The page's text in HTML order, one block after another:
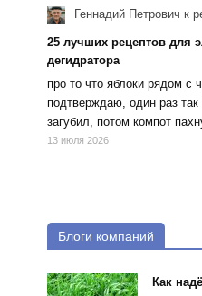
Геннадий Петрович к
25 лучших рецептов для
дегидратора
про то что яблоки рядом с
подтверждаю, один раз так
загубил, потом компот
13 июля 2026
Блоги компаний
Как